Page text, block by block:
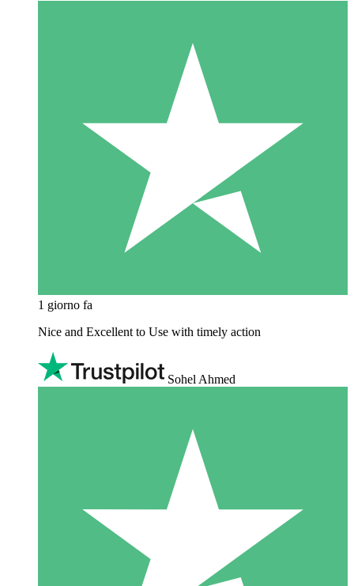
1 giorno fa
Nice and Excellent to Use with timely action
Sohel Ahmed